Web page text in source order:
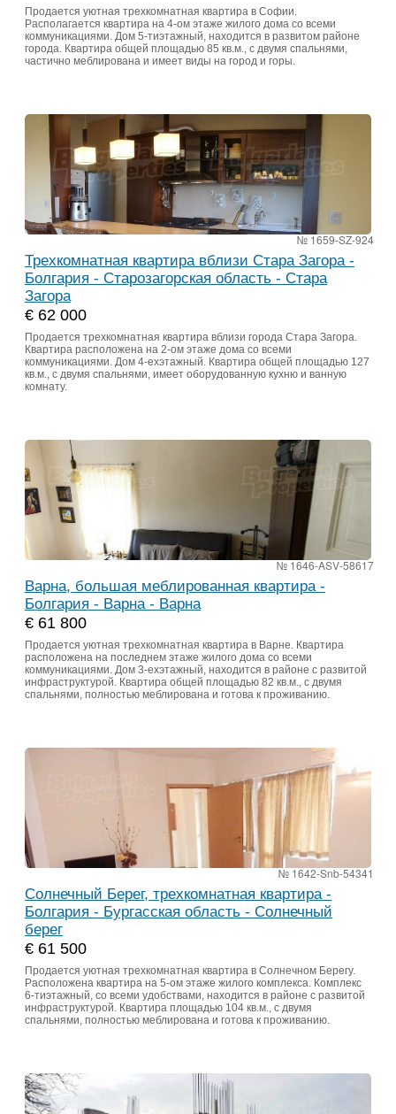
Продается уютная трехкомнатная квартира в Софии.
Располагается квартира на 4-ом этаже жилого дома со всеми
коммуникациями. Дом 5-тиэтажный, находится в развитом районе
города. Квартира общей площадью 85 кв.м., с двумя спальнями,
частично меблирована и имеет виды на город и горы.
№ 1659-SZ-924
Трехкомнатная квартира вблизи Стара Загора -
Болгария - Старозагорская область - Стара
Загора
€ 62 000
Продается трехкомнатная квартира вблизи города Стара Загора.
Квартира расположена на 2-ом этаже дома со всеми
коммуникациями. Дом 4-ехэтажный. Квартира общей площадью 127
кв.м., с двумя спальнями, имеет оборудованную кухню и ванную
комнату.
№ 1646-ASV-58617
Варна, большая меблированная квартира -
Болгария - Варна - Варна
€ 61 800
Продается уютная трехкомнатная квартира в Варне. Квартира
расположена на последнем этаже жилого дома со всеми
коммуникациями. Дом 3-ехэтажный, находится в районе с развитой
инфраструктурой. Квартира общей площадью 82 кв.м., с двумя
спальнями, полностью меблирована и готова к проживанию.
№ 1642-Snb-54341
Солнечный Берег, трехкомнатная квартира -
Болгария - Бургасская область - Солнечный
берег
€ 61 500
Продается уютная трехкомнатная квартира в Солнечном Берегу.
Расположена квартира на 5-ом этаже жилого комплекса. Комплекс
6-тиэтажный, со всеми удобствами, находится в районе с развитой
инфраструктурой. Квартира площадью 104 кв.м., с двумя
спальнями, полностью меблирована и готова к проживанию.